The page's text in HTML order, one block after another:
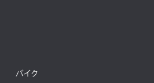
バイク